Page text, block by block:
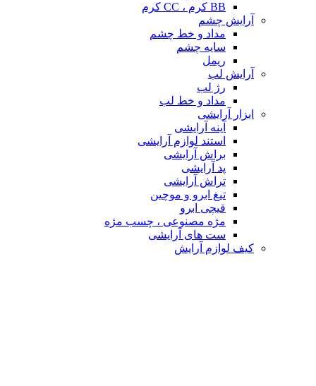
BB کرم ، CC کرم
آرایش چشم
مداد و خط چشم
سایه چشم
ریمل
آرایش لب
رژ لب
مداد و خط لب
ابزار آرایشی
آینه آرایشی
استند لوازم آرایشی
براش آرایشی
پد آرایشی
تراش آرایشی
تیغ ابرو و موچین
قیچی ابرو
مژه مصنوعی ، چسب مژه
ست های آرایشی
کیف لوازم آرایش